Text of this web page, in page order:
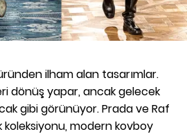
ilham alan tasarımlar.
dönüş yapar, ancak gelecek
gibi görünüyor. Prada ve Raf
koleksiyonu, modern kovboy